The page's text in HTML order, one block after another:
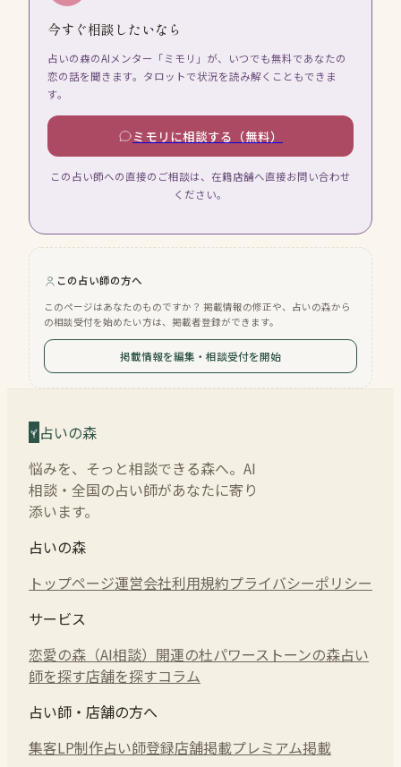
今すぐ相談したいなら
占いの森のAIメンター「ミモリ」が、いつでも無料であなたの
恋の話を聞きます。タロットで状況を読み解くこともできま
す。
ミモリに相談する（無料）
この占い師への直接のご相談は、在籍店舗へ直接お問い合わせ
ください。
この占い師の方へ
このページはあなたのものですか？ 掲載情報の修正や、占いの森から
の相談受付を始めたい方は、掲載者登録ができます。
掲載情報を編集・相談受付を開始
占いの森
悩みを、そっと相談できる森へ。AI
相談・全国の占い師があなたに寄り
添います。
占いの森
トップページ運営会社利用規約プライバシーポリシー
サービス
恋愛の森（AI相談） 開運の杜パワーストーンの森占い
師を探す店舗を探すコラム
占い師・店舗の方へ
集客LP制作占い師登録店舗掲載プレミアム掲載